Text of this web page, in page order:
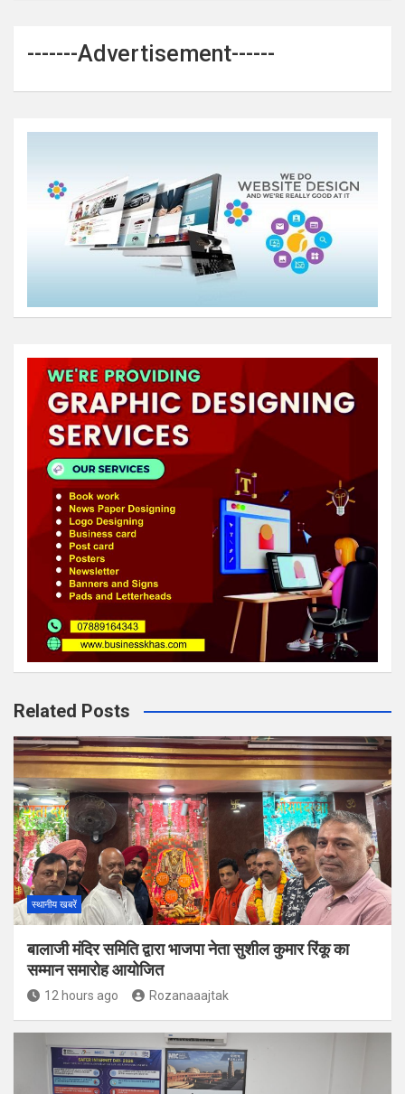
-------Advertisement------
Related Posts
स्थानीय खबरें
बालाजी मंदिर समिति द्वारा भाजपा नेता सुशील कुमार रिंकू का
सम्मान समारोह आयोजित
12 hours ago Rozanaaajtak